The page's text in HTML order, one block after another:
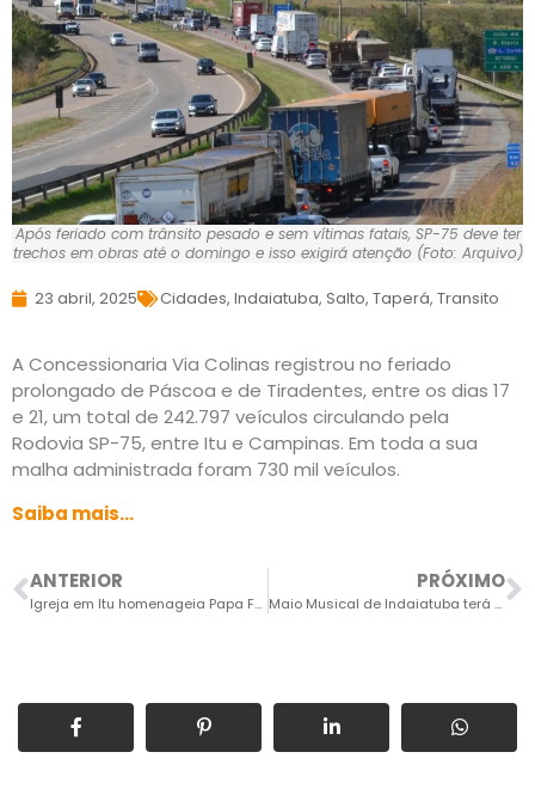
Após feriado com trânsito pesado e sem vítimas fatais, SP-75 deve ter
trechos em obras até o domingo e isso exigirá atenção (Foto: Arquivo)
23 abril, 2025 Cidades, Indaiatuba, Salto, Taperá, Transito
A Concessionaria Via Colinas registrou no feriado
prolongado de Páscoa e de Tiradentes, entre os dias 17
e 21, um total de 242.797 veículos circulando pela
Rodovia SP-75, entre Itu e Campinas. Em toda a sua
malha administrada foram 730 mil veículos.
Saiba mais…
ANTERIOR
Igreja em Itu homenageia Papa Francisco com badaladas fúnebres
PRÓXIMO
Maio Musical de Indaiatuba terá Diogo Nogueira e Tiago Iorc